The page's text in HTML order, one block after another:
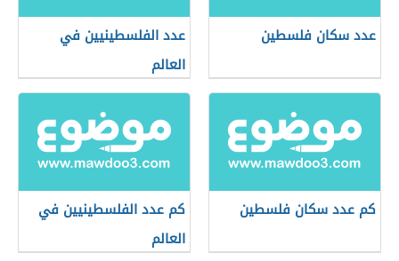
عدد سكان فلسطين
عدد الفلسطينيين في
العالم
كم عدد سكان فلسطين
كم عدد الفلسطينيين في
العالم